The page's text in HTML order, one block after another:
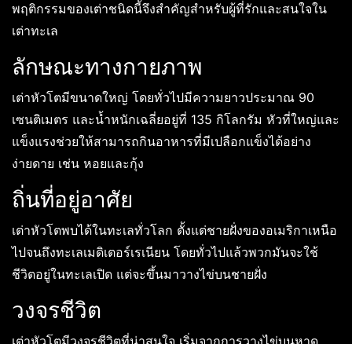
พฤติกรรมของเต่าชนิดนี้จึงสำคัญสำหรับผู้ที่รักและสนใจใน
เต่าทะเล
ลักษณะทางกายภาพ
เต่าหัวโตมีขนาดใหญ่ โดยทั่วไปมีความยาวประมาณ 90
เซนติเมตร และน้ำหนักเฉลี่ยอยู่ที่ 135 กิโลกรัม หัวที่ใหญ่และ
แข็งแรงช่วยให้สามารถกินอาหารที่มีเปลือกแข็งได้อย่าง
ง่ายดาย เช่น หอยและกุ้ง
ถิ่นที่อยู่อาศัย
เต่าหัวโตพบได้ในทะเลทั่วโลก ตั้งแต่ชายฝั่งของอเมริกาเหนือ
ไปจนถึงทะเลเมดิเตอร์เรเนียน โดยทั่วไปแล้วพวกมันจะใช้
ชีวิตอยู่ในทะเลเปิด แต่จะขึ้นมาวางไข่บนชายฝั่ง
วงจรชีวิต
เต่าหัวโตมีวงจรชีวิตที่น่าสนใจ เริ่มจากการวางไข่บนหาด